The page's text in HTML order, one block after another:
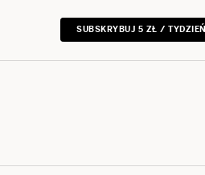
SUBSKRYBUJ 5 ZŁ / TYDZIEŃ